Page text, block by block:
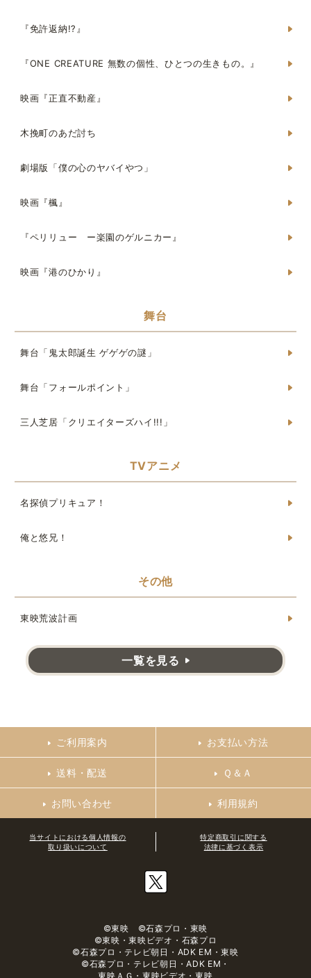
『免許返納!?』
『ONE CREATURE 無数の個性、ひとつの生きもの。』
映画『正直不動産』
木挽町のあだ討ち
劇場版「僕の心のヤバイやつ」
映画『楓』
『ペリリュー ー楽園のゲルニカー』
映画『港のひかり』
舞台
舞台「鬼太郎誕生 ゲゲゲの謎」
舞台「フォールポイント」
三人芝居「クリエイターズハイ!!!」
TVアニメ
名探偵プリキュア！
俺と悠兄！
その他
東映荒波計画
一覧を見る
ご利用案内 お支払い方法
送料・配送 Ｑ＆Ａ
お問い合わせ 利用規約
当サイトにおける個人情報の
取り扱いについて
特定商取引に関する
法律に基づく表示
©東映 ©石森プロ・東映
©東映・東映ビデオ・石森プロ
©石森プロ・テレビ朝日・ADK EM・東映
©石森プロ・テレビ朝日・ADK EM・
東映ＡＧ・東映ビデオ・東映